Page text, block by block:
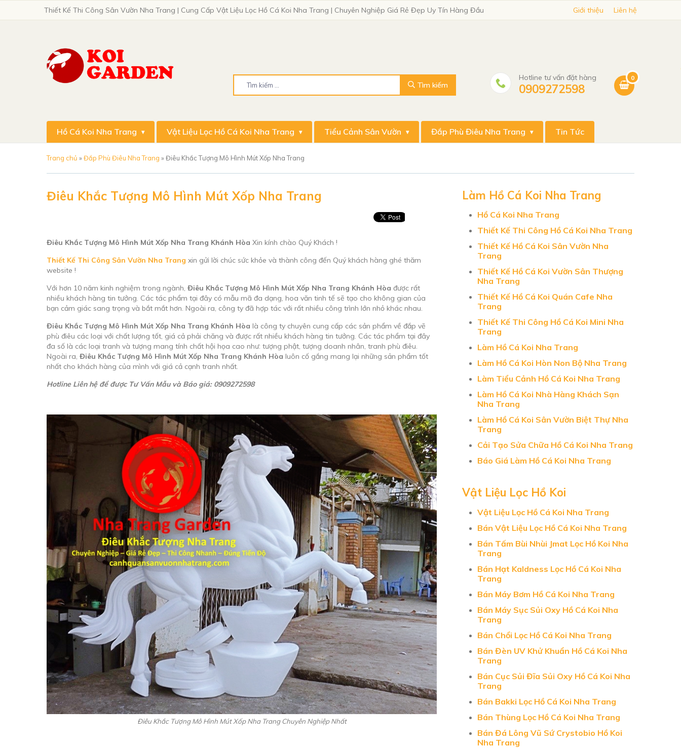
Thiết Kế Thi Công Sân Vườn Nha Trang | Cung Cấp Vật Liệu Lọc Hồ Cá Koi Nha Trang | Chuyên Nghiệp Giá Rẻ Đẹp Uy Tín Hàng Đầu Giới thiệu Liên hệ
Hotline tư vấn đặt hàng
0909272598
0
Hồ Cá Koi Nha Trang Vật Liệu Lọc Hồ Cá Koi Nha Trang Tiểu Cảnh Sân Vườn Đắp Phù Điêu Nha Trang Tin Tức
Trang chủ »Đắp Phù Điêu Nha Trang »Điêu Khắc Tượng Mô Hình Mút Xốp Nha Trang
Điêu Khắc Tượng Mô Hình Mút Xốp Nha Trang
Điêu Khắc Tượng Mô Hình Mút Xốp Nha Trang Khánh Hòa Xin kính chào Quý Khách !
Thiết Kế Thi Công Sân Vườn Nha Trang xin gửi lời chúc sức khỏe và thành công đến Quý khách hàng ghé thăm
website !
Với hơn 10 năm kinh nghiệm trong ngành, Điêu Khắc Tượng Mô Hình Mút Xốp Nha Trang Khánh Hòa được rất
nhiều khách hàng tin tưởng. Các tác phẩm tại đây có mẫu mã đa dạng, hoa văn tinh tế sẽ tạo cho không gian của
bạn cảm giác sang trọng và bắt mắt hơn. Ngoài ra, công ty đã hợp tác với rất nhiều công trình lớn nhỏ khác nhau.
Điêu Khắc Tượng Mô Hình Mút Xốp Nha Trang Khánh Hòa là công ty chuyên cung cấp các sản phẩm về đắp vẽ
phù điêu các loại với chất lượng tốt, giá cả phải chăng và được rất nhiều khách hàng tin tưởng. Các tác phẩm tại đây
đa số là các loại tranh và tượng mang tính chất hội họa cao như: tượng phật, tượng doanh nhân, tranh phù điêu.
Ngoài ra, Điêu Khắc Tượng Mô Hình Mút Xốp Nha Trang Khánh Hòa luôn cố gắng mang lại những sản phẩm tốt
nhất cho khách hàng của mình với giá cả cạnh tranh nhất.
Hotline Liên hệ để được Tư Vấn Mẫu và Báo giá: 0909272598
Điêu Khắc Tượng Mô Hình Mút Xốp Nha Trang Chuyên Nghiệp Nhất
Làm Hồ Cá Koi Nha Trang
Hồ Cá Koi Nha Trang
Thiết Kế Thi Công Hồ Cá Koi Nha Trang
Thiết Kế Hồ Cá Koi Sân Vườn Nha
Trang
Thiết Kế Hồ Cá Koi Vườn Sân Thượng
Nha Trang
Thiết Kế Hồ Cá Koi Quán Cafe Nha
Trang
Thiết Kế Thi Công Hồ Cá Koi Mini Nha
Trang
Làm Hồ Cá Koi Nha Trang
Làm Hồ Cá Koi Hòn Non Bộ Nha Trang
Làm Tiểu Cảnh Hồ Cá Koi Nha Trang
Làm Hồ Cá Koi Nhà Hàng Khách Sạn
Nha Trang
Làm Hồ Cá Koi Sân Vườn Biệt Thự Nha
Trang
Cải Tạo Sửa Chữa Hồ Cá Koi Nha Trang
Báo Giá Làm Hồ Cá Koi Nha Trang
Vật Liệu Lọc Hồ Koi
Vật Liệu Lọc Hồ Cá Koi Nha Trang
Bán Vật Liệu Lọc Hồ Cá Koi Nha Trang
Bán Tấm Bùi Nhùi Jmat Lọc Hồ Koi Nha
Trang
Bán Hạt Kaldness Lọc Hồ Cá Koi Nha
Trang
Bán Máy Bơm Hồ Cá Koi Nha Trang
Bán Máy Sục Sủi Oxy Hồ Cá Koi Nha
Trang
Bán Chổi Lọc Hồ Cá Koi Nha Trang
Bán Đèn UV Khử Khuẩn Hồ Cá Koi Nha
Trang
Bán Cục Sủi Đĩa Sủi Oxy Hồ Cá Koi Nha
Trang
Bán Bakki Lọc Hồ Cá Koi Nha Trang
Bán Thùng Lọc Hồ Cá Koi Nha Trang
Bán Đá Lông Vũ Sứ Crystobio Hồ Koi
Nha Trang